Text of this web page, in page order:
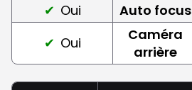
Oui
Auto focus
Oui
Caméra
arrière